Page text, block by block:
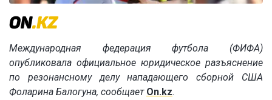
Международная федерация футбола (ФИФА)
опубликовала официальное юридическое разъяснение
по резонансному делу нападающего сборной США
Фоларина Балогуна, сообщает On.kz.